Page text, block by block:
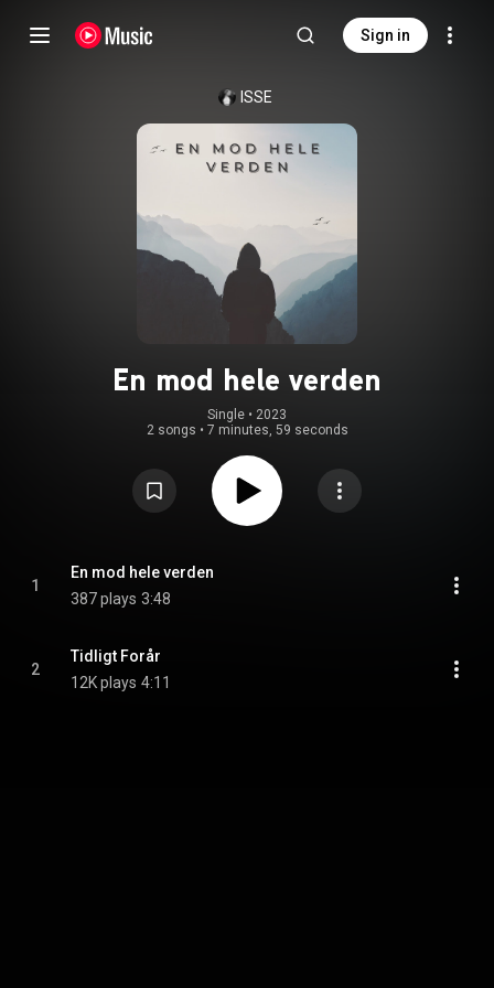
Sign in
ISSE
En mod hele verden
Single • 2023
2 songs • 7 minutes, 59 seconds
1
En mod hele verden
387 plays 3:48
2
Tidligt Forår
12K plays 4:11